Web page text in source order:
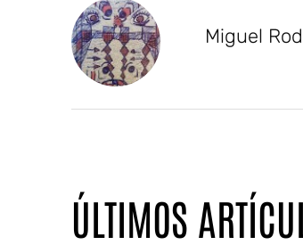
Miguel
ÚLTIMOS